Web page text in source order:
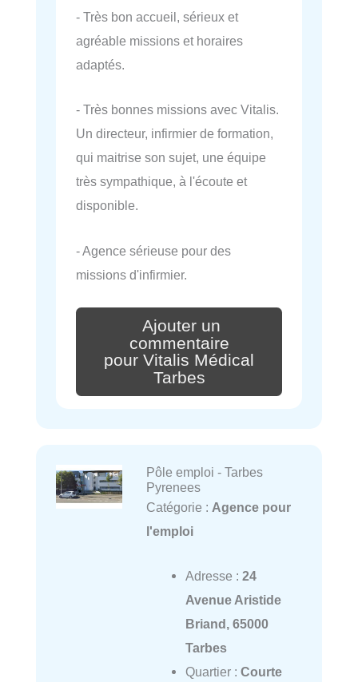
- Très bon accueil, sérieux et
agréable missions et horaires
adaptés.
- Très bonnes missions avec Vitalis.
Un directeur, infirmier de formation,
qui maitrise son sujet, une équipe
très sympathique, à l'écoute et
disponible.
- Agence sérieuse pour des
missions d'infirmier.
Ajouter un
commentaire
pour Vitalis Médical
Tarbes
Pôle emploi - Tarbes
Pyrenees
Catégorie : Agence pour
l'emploi
Adresse : 24
Avenue Aristide
Briand, 65000
Tarbes
Quartier : Courte